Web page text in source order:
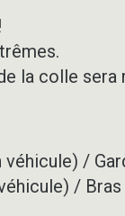
la colle sera
/
/